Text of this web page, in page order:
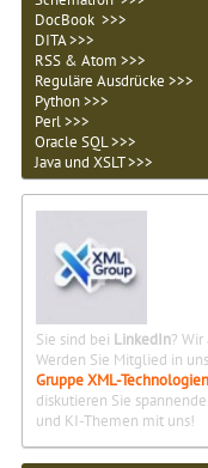
DocBook >>>
DITA >>>
RSS & Atom >>>
Reguläre Ausdrücke >>>
Python >>>
Perl >>>
Oracle SQL >>>
Java und XSLT >>>
Sie sind bei LinkedIn? Wir
Werden Sie Mitglied in
Gruppe XML-Technologien
diskutieren Sie
und KI-Themen mit uns!